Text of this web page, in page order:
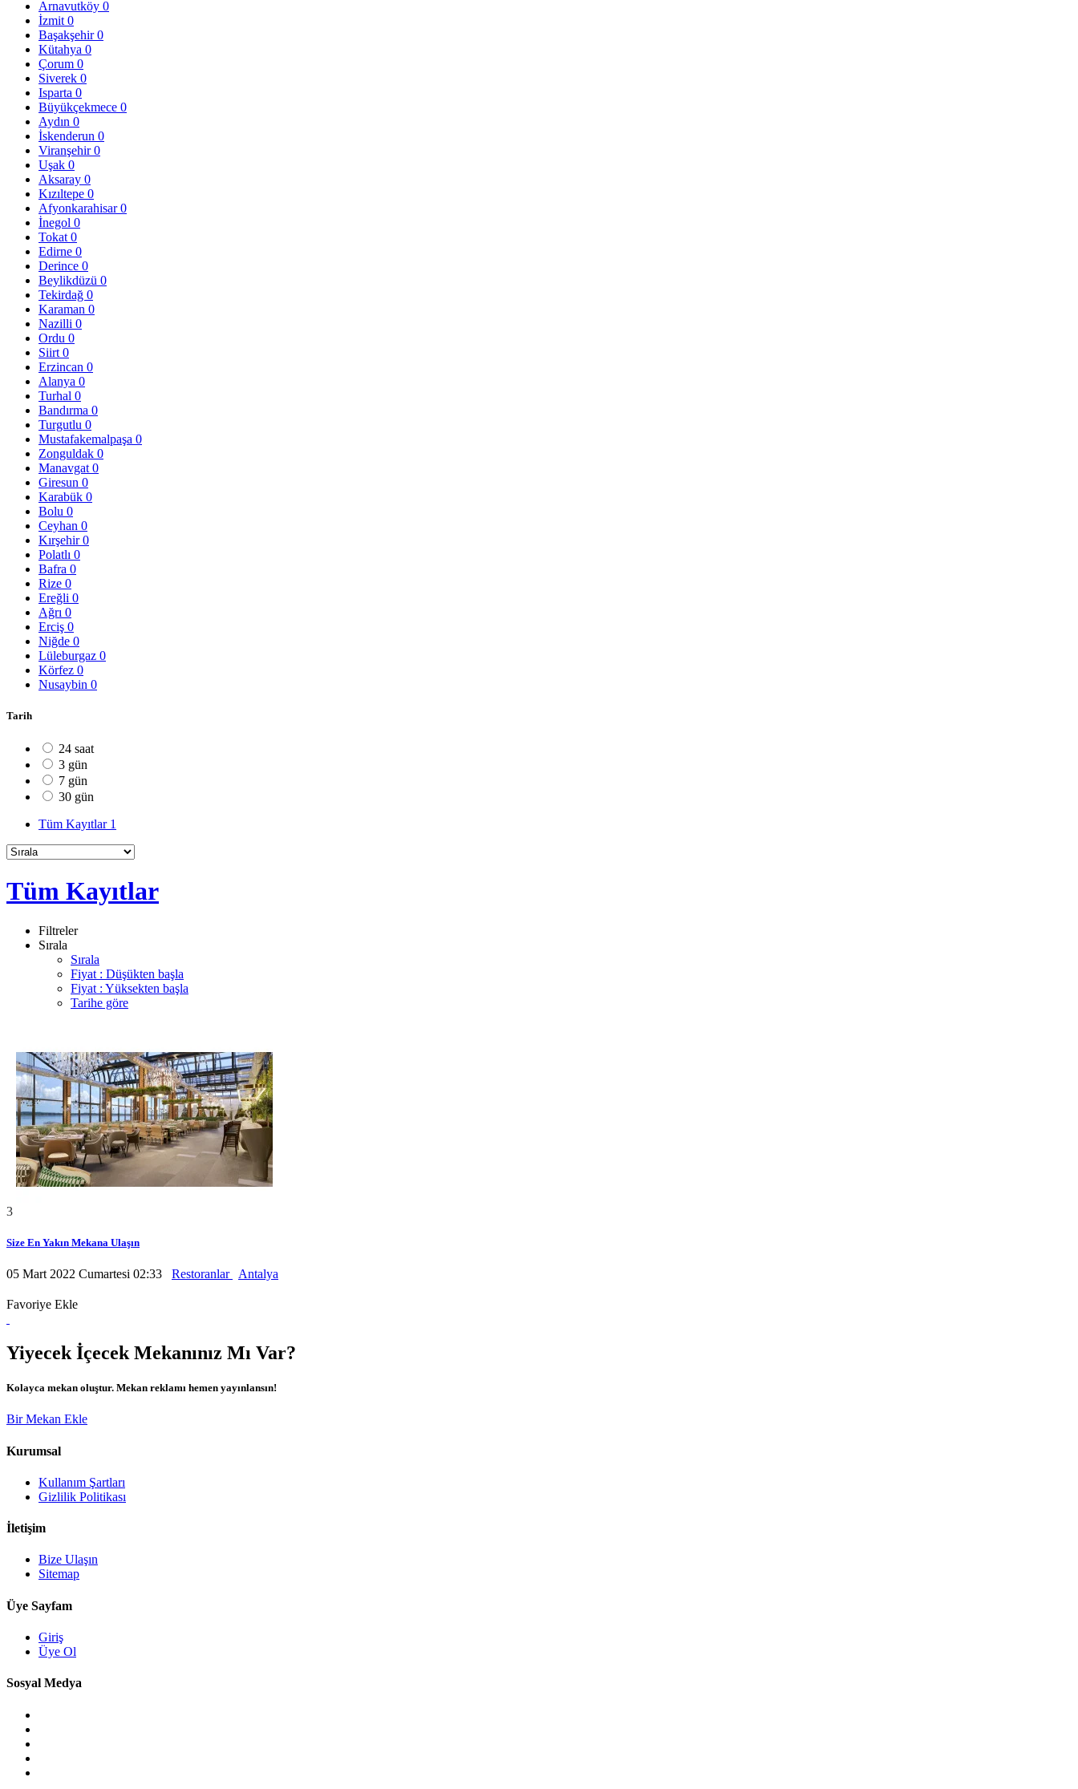
Arnavutköy 0
İzmit 0
Başakşehir0
Kütahya 0
Çorum 0
Siverek 0
Isparta 0
Büyükçekmece 0
Aydın 0
İskenderun 0
Viranşehir0
Uşak 0
Aksaray 0
Kızıltepe 0
Afyonkarahisar0
İnegol 0
Tokat 0
Edirne 0
Derince 0
Beylikdüzü 0
Tekirdağ 0
Karaman 0
Nazilli 0
Ordu 0
Siirt 0
Erzincan 0
Alanya 0
Turhal 0
Bandırma 0
Turgutlu 0
Mustafakemalpaşa 0
Zonguldak 0
Manavgat 0
Giresun 0
Karabük 0
Bolu 0
Ceyhan 0
Kırşehir0
Polatlı 0
Bafra 0
Rize 0
Ereğli 0
Ağrı 0
Erciş 0
Niğde 0
Lüleburgaz 0
Körfez 0
Nusaybin 0
Tarih
24 saat
3 gün
7 gün
30 gün
Tüm Kayıtlar 1
Tüm Kayıtlar
Filtreler
Sırala
Sırala
Fiyat : Düşükten başla
Fiyat : Yüksekten başla
Tarihe göre
3
Size En Yakın Mekana Ulaşın
05 Mart 2022 Cumartesi 02:33 Restoranlar Antalya
Favoriye Ekle
Yiyecek İçecek Mekanınız Mı Var?
Kolayca mekan oluştur. Mekan reklamı hemen yayınlansın!
Bir Mekan Ekle
Kurumsal
Kullanım Şartları
Gizlilik Politikası
İletişim
Bize Ulaşın
Sitemap
Üye Sayfam
Giriş
Üye Ol
Sosyal Medya